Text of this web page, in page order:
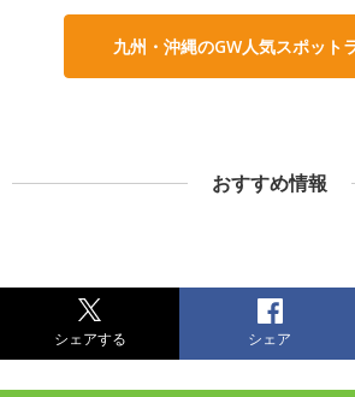
九州・沖縄のGW人気スポット
おすすめ情報
シェアする シェア